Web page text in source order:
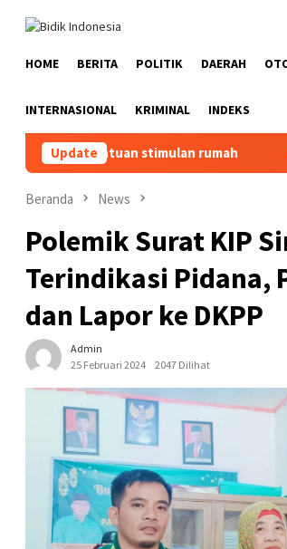
HOME BERITA POLITIK DAERAH
INTERNASIONAL KRIMINAL INDEKS
Update
stimulan rumah Bupati: 2.125
Beranda News
Polemik Surat KIP
Terindikasi Pidana,
dan Lapor ke DKPP
Admin
25 Februari 2024
2047 Dilihat